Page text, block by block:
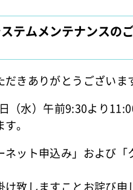
テムメンテナンスのご
きありがとうございま
（水）午前9:30より
。
ネット申込み」および
致しますことお詫び申